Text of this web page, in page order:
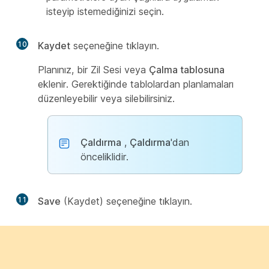
isteyip istemediğinizi seçin.
10 Kaydet seçeneğine tıklayın.
Planınız, bir Zil Sesi veya Çalma tablosuna
eklenir. Gerektiğinde tablolardan planlamaları
düzenleyebilir veya silebilirsiniz.
Çaldırma , Çaldırma'dan
önceliklidir.
11 Save (Kaydet) seçeneğine tıklayın.